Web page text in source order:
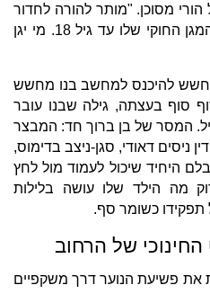
מסוכן. "מותר להורה לחדור
לפרטיות של הילד שלו! אתה המגן החוקי שלו עד גיל 18. מי יגן
להיכנס למחשב בנו מחשש
סוף בעצתה, גילה שבנו עובר
המסר של בן ברוך חד: המבצר
ניסים דאודי, סגן-ניצב בדימוס,
היחיד שיכול לעמוד מול לחץ
מה הילד שלו עושה בלילות
תפקידו כשומר סף.
של הרחוב
את פשיעת הנוער דרך משקפיים